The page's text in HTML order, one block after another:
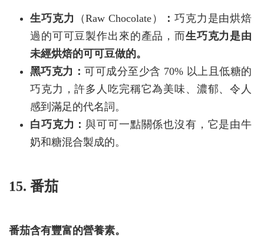
生巧克力 （Raw Chocolate） ： 巧克力是由烘焙
過的可可豆製作出來的產品，而生巧克力是由
未經烘焙的可可豆做的。
黑巧克力：可可成分至少含 70% 以上且低糖的
巧克力，許多人吃完稱它為美味、濃郁、令人
感到滿足的代名詞。
白巧克力：與可可一點關係也沒有，它是由牛
奶和糖混合製成的。
15. 番茄
番茄含有豐富的營養素。